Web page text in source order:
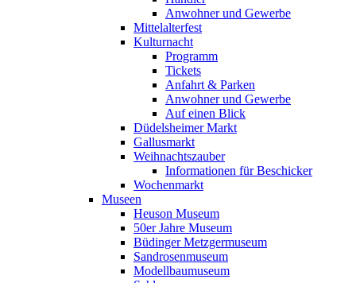
Anwohner und Gewerbe
Mittelalterfest
Kulturnacht
Programm
Tickets
Anfahrt & Parken
Anwohner und Gewerbe
Auf einen Blick
Düdelsheimer Markt
Gallusmarkt
Weihnachtszauber
Informationen für Beschicker
Wochenmarkt
Museen
Heuson Museum
50er Jahre Museum
Büdinger Metzgermuseum
Sandrosenmuseum
Modellbaumuseum